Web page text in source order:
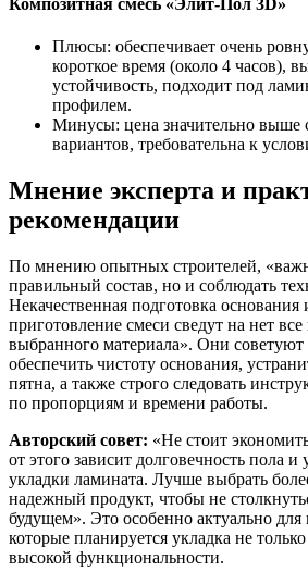
Плюсы: обеспечивает очень
короткое время (около 4 часов),
устойчивость, подходит под
профилем.
Минусы: цена значительно выше
вариантов, требовательна к
Мнение эксперта и
рекомендации
По мнению опытных строителей,
правильный состав, но и соблюдать
Некачественная подготовка
приготовление смеси сведут на нет
выбранного материала». Они советуют
обеспечить чистоту основания,
пятна, а также строго следовать
по пропорциям и времени работы.
Авторский совет: «Не стоит
от этого зависит долговечность пола
укладки ламината. Лучше выбрать
надежный продукт, чтобы не
будущем». Это особенно актуально для
которые планируется укладка не
высокой функциональности.